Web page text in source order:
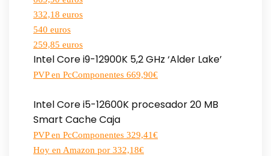
332,18 euros
540 euros
259,85 euros
Intel Core i9-12900K 5,2 GHz ‘Alder Lake’
PVP en PcComponentes 669,90€
Intel Core i5-12600K procesador 20 MB
Smart Cache Caja
PVP en PcComponentes 329,41€
Hoy en Amazon por 332,18€